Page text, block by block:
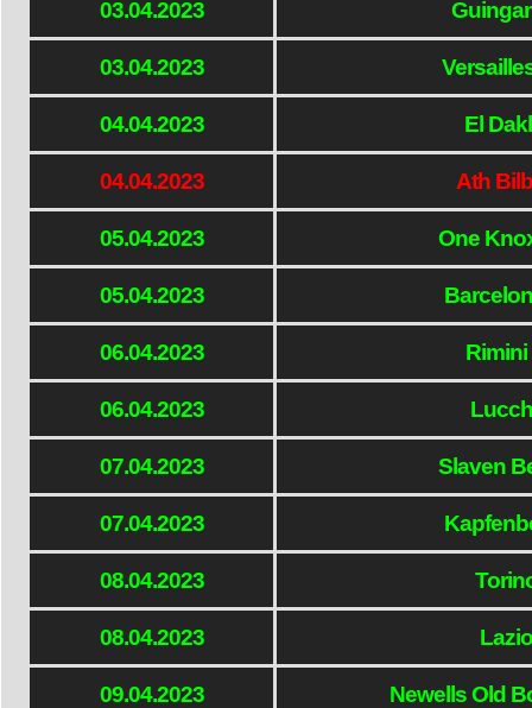
03.04.2023
03.04.2023
04.04.2023 El
04.04.2023 Ath
05.04.2023 One
05.04.2023
06.04.2023
06.04.2023
07.04.2023 Slaven
07.04.2023
08.04.2023
08.04.2023
09.04.2023 Newells Old